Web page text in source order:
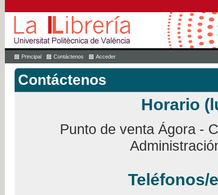
Principal Contáctenos Acceder
Contáctenos
Horario
Punto de venta Ágora -
Teléfonos/